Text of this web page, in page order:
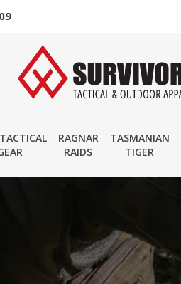
RAGNAR
RAIDS
TASMANIAN
TIGER